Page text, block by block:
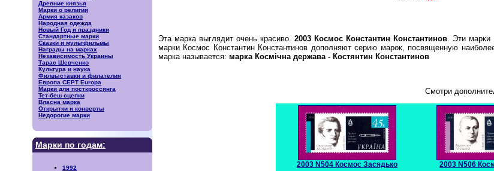
Древние князья
Марки о религии
Армия казаков
Народная одежда
Новый Год и праздники
Стандартные марки
Сказки и мультфильмы
Награды на марках
Независимость Украины
Тарас Шевченко
Культура и наука
Филвыставки и филателия
Европа CEPT Europa
Марки для посткроссинга
Тет-беш сцепки
Власна марка
Открытки и конверты
Недорогие марки
Марки по годам:
1992
Эта марка выглядит очень красиво.2003 Космос Константин Константинов . Эти
марки Космос Константин Константинов дополняют серию марок, посвященную
марка называется: марка Космiчна держава - Костянтин Константинов
Смотри
2003 N504 Космос Засядько 2003 N506